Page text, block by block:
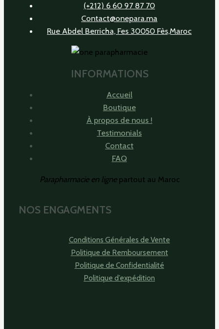
(+212) 6 60 97 87 70
Contact@onepara.ma
Rue Abdel Berricha, Fes 30050 Fès,Maroc
INFORMATIONS
Accueil
Boutique
À propos de nous !
Testimonials
Contact
FAQ
Parapharmacie en lignepartout au Maroc
NOS ENGAGMENTS
Conditions Générales de Vente
Politique de Remboursement
Politique de Confidentialité
Politique d’expédition